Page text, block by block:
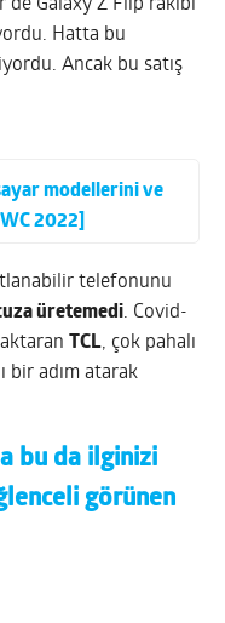
de Galaxy Z Flip rakibi
Hatta bu
Ancak bu satış
modellerini ve
2022]
telefonunu
üretemedi. Covid-
TCL, çok pahalı
bir adım atarak
bu da ilginizi
görünen